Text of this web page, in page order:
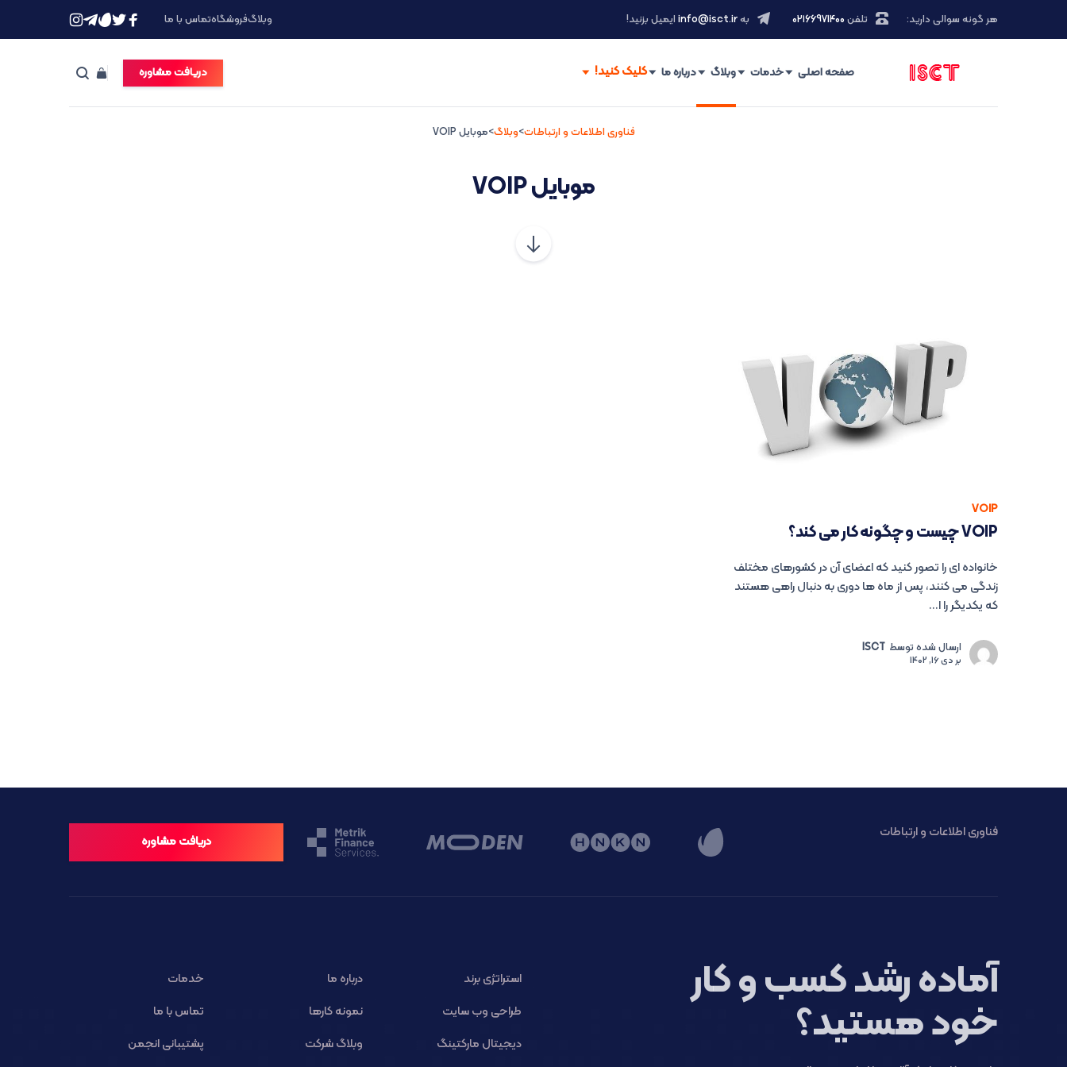
هر گونه سوالی دارید: تلفن ۰۲۱66971400 بهinfo@isct.ir ایمیل بزنید! وبلاگفروشگاهتماس با ما
صفحه اصلی خدمات وبلاگ درباره ما دریافت مشاوره
فناوری اطلاعات و ارتباطات>وبلاگ>موبایل VOIP
موبایل VOIP
VOIP
VOIP چیست و چگونه کار می کند؟
خانواده ای را تصور کنید که اعضای آن در کشورهای مختلف
زندگی می کنند، پس از ماه ها دوری به دنبال راهی هستند
که یکدیگر را ا...
ارسال شده توسط ISCT
بردی 16, 1402
فناوری اطلاعات و ارتباطات
دریافت مشاوره
آماده رشد کسب و کار
خود هستید؟
استراتژی برند درباره ما
خدمات
طراحی وب سایت
نمونه کارها
تماس با ما
دیجیتال مارکتینگ
وبلاگ شرکت پشتیبانی انجمن